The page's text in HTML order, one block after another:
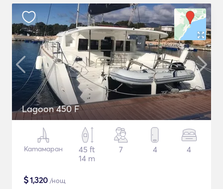
Lagoon 450 F
Катамаран
45 ft
14 m
7 4 4
$1,320 /нощ